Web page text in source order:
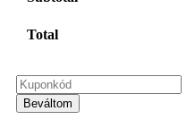
Total
Beváltom